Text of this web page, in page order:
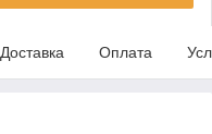
Доставка Оплата